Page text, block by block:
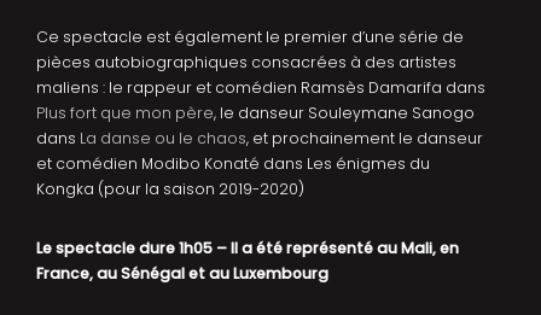
Ce spectacle est également le premier d’une série de
pièces autobiographiques consacrées à des artistes
maliens : le rappeur et comédien Ramsès Damarifa dans
Plus fort que mon père, le danseur Souleymane Sanogo
dans La danse ou le chaos, et prochainement le danseur
et comédien Modibo Konaté dans Les énigmes du
Kongka (pour la saison 2019-2020)
Le spectacle dure 1h05 – Il a été représenté au Mali, en
France, au Sénégal et au Luxembourg